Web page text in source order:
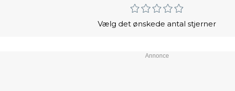
Vælg det ønskede antal stjerner